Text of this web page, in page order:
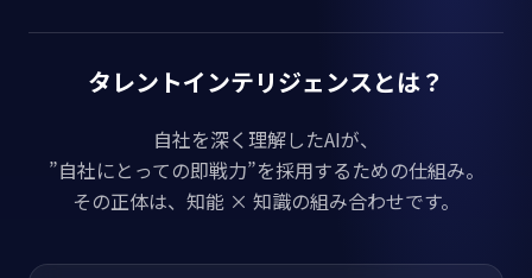
タレントインテリジェンスとは？
自社を深く理解したAIが、
”自社にとっての即戦力”を採用するための仕組み。
その正体は、知能 × 知識の組み合わせです。